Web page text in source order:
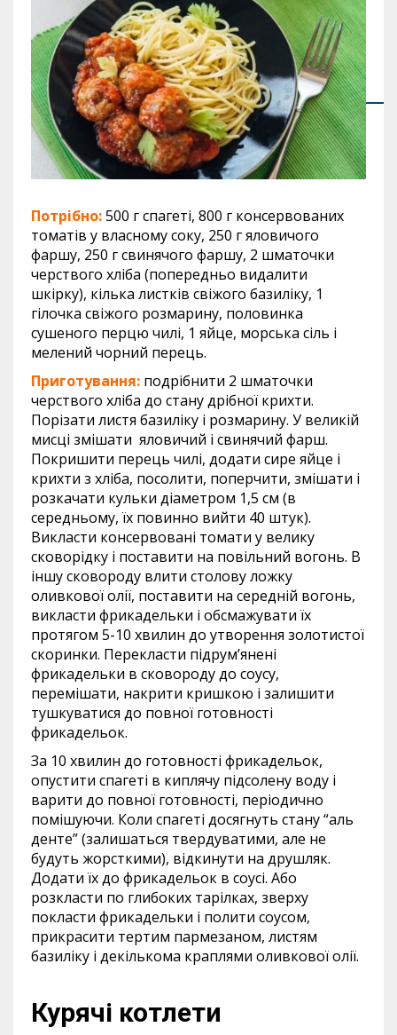
Потрібно:500 г спагеті, 800 г консервованих
томатів у власному соку, 250 г яловичого
фаршу, 250 г свинячого фаршу, 2 шматочки
черствого хліба (попередньо видалити
шкірку), кілька листків свіжого базиліку, 1
гілочка свіжого розмарину, половинка
сушеного перцю чилі, 1 яйце, морська сіль і
мелений чорний перець.
Приготування: подрібнити 2 шматочки
черствого хліба до стану дрібної крихти.
Порізати листя базиліку і розмарину. У великій
мисці змішати яловичий і свинячий фарш.
Покришити перець чилі, додати сире яйце і
крихти з хліба, посолити, поперчити, змішати і
розкачати кульки діаметром 1,5 см (в
середньому, їх повинно вийти 40 штук).
Викласти консервовані томати у велику
сковорідку і поставити на повільний вогонь. В
іншу сковороду влити столову ложку
оливкової олії, поставити на середній вогонь,
викласти фрикадельки і обсмажувати їх
протягом 5-10 хвилин до утворення золотистої
скоринки. Перекласти підрум’янені
фрикадельки в сковороду до соусу,
перемішати, накрити кришкою і залишити
тушкуватися до повної готовності
фрикадельок.
За 10 хвилин до готовності фрикадельок,
опустити спагеті в киплячу підсолену воду і
варити до повної готовності, періодично
помішуючи. Коли спагеті досягнуть стану “аль
денте” (залишаться твердуватими, але не
будуть жорсткими), відкинути на друшляк.
Додати їх до фрикадельок в соусі. Або
розкласти по глибоких тарілках, зверху
покласти фрикадельки і полити соусом,
прикрасити тертим пармезаном, листям
базиліку і декількома краплями оливкової олії.
Курячі котлети